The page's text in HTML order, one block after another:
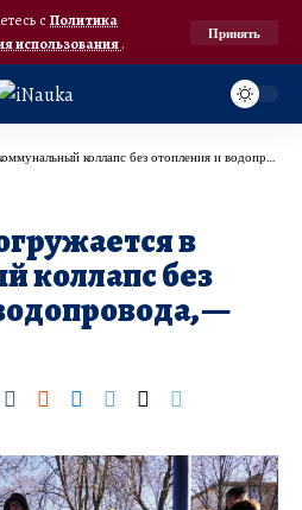
с Политика
использования.
Принять
коллапс без отопления и водопровода, — ЦНС
в
коллапс без
—